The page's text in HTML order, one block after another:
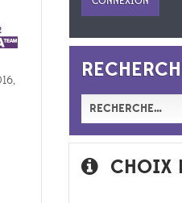
CHOIX